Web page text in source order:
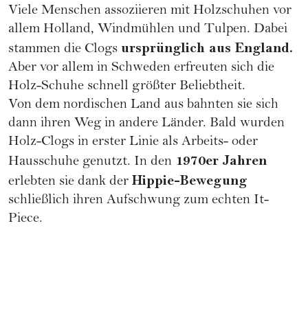
Viele Menschen assoziieren mit Holzschuhen vor
allem Holland, Windmühlen und Tulpen. Dabei
stammen die Clogs ursprünglich aus England.
Aber vor allem in Schweden erfreuten sich die
Holz-Schuhe schnell größter Beliebtheit.
Von dem nordischen Land aus bahnten sie sich
dann ihren Weg in andere Länder. Bald wurden
Holz-Clogs in erster Linie als Arbeits- oder
Hausschuhe genutzt. In den 1970er Jahren
erlebten sie dank der Hippie-Bewegung
schließlich ihren Aufschwung zum echten It-
Piece.